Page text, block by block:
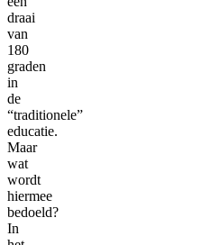
draai
van
180
graden
in
de
“traditionele”
educatie.
Maar
wat
wordt
hiermee
bedoeld?
In